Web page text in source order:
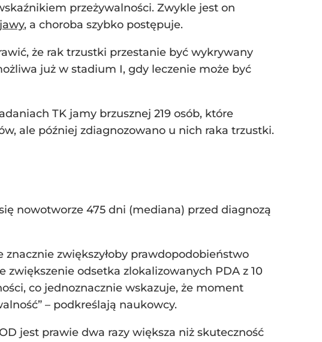
przeżywalności. Zwykle jest on
, a choroba szybko postępuje.
że rak trzustki przestanie być wykrywany
już w stadium I, gdy leczenie może być
TK jamy brzusznej 219 osób, które
ale później zdiagnozowano u nich raka trzustki.
nowotworze 475 dni (mediana) przed diagnozą
zwiększyłoby prawdopodobieństwo
zwiększenie odsetka zlokalizowanych PDA z 10
co jednoznacznie wskazuje, że moment
– podkreślają naukowcy.
jest prawie dwa razy większa niż skuteczność